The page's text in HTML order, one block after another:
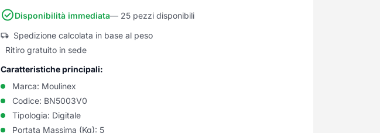
Disponibilità immediata— 25 pezzi disponibili
Spedizione calcolata in base al peso
Ritiro gratuito in sede
Caratteristiche principali:
Marca: Moulinex
Codice: BN5003V0
Tipologia: Digitale
Portata Massima (Kg): 5